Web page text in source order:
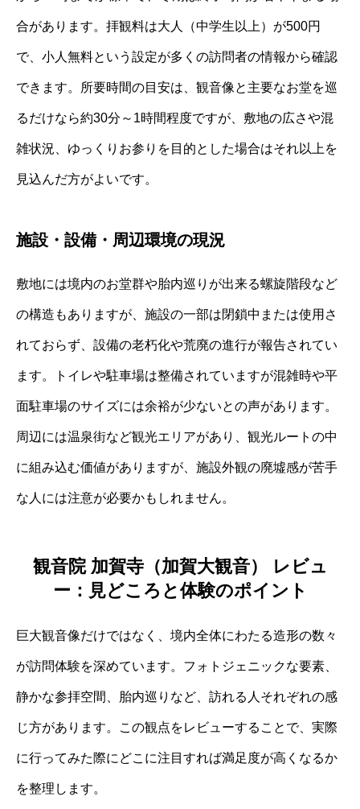
合があります。拝観料は大人（中学生以上）が500円
で、小人無料という設定が多くの訪問者の情報から確認
できます。所要時間の目安は、観音像と主要なお堂を巡
るだけなら約30分～1時間程度ですが、敷地の広さや混
雑状況、ゆっくりお参りを目的とした場合はそれ以上を
見込んだ方がよいです。
施設・設備・周辺環境の現況
敷地には境内のお堂群や胎内巡りが出来る螺旋階段など
の構造もありますが、施設の一部は閉鎖中または使用さ
れておらず、設備の老朽化や荒廃の進行が報告されてい
ます。トイレや駐車場は整備されていますが混雑時や平
面駐車場のサイズには余裕が少ないとの声があります。
周辺には温泉街など観光エリアがあり、観光ルートの中
に組み込む価値がありますが、施設外観の廃墟感が苦手
な人には注意が必要かもしれません。
観音院 加賀寺（加賀大観音） レビュ
ー：見どころと体験のポイント
巨大観音像だけではなく、境内全体にわたる造形の数々
が訪問体験を深めています。フォトジェニックな要素、
静かな参拝空間、胎内巡りなど、訪れる人それぞれの感
じ方があります。この観点をレビューすることで、実際
に行ってみた際にどこに注目すれば満足度が高くなるか
を整理します。